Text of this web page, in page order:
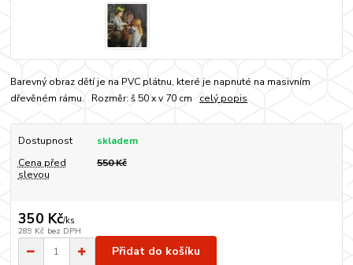
Barevný obraz dětí je na PVC plátnu, které je napnuté na masivním
dřevěném rámu. Rozměr: š 50 x v 70 cm celý popis
Dostupnost
skladem
Cena před
slevou
550 Kč
350 Kč/ks
289 Kč bez DPH
Přidat do košíku